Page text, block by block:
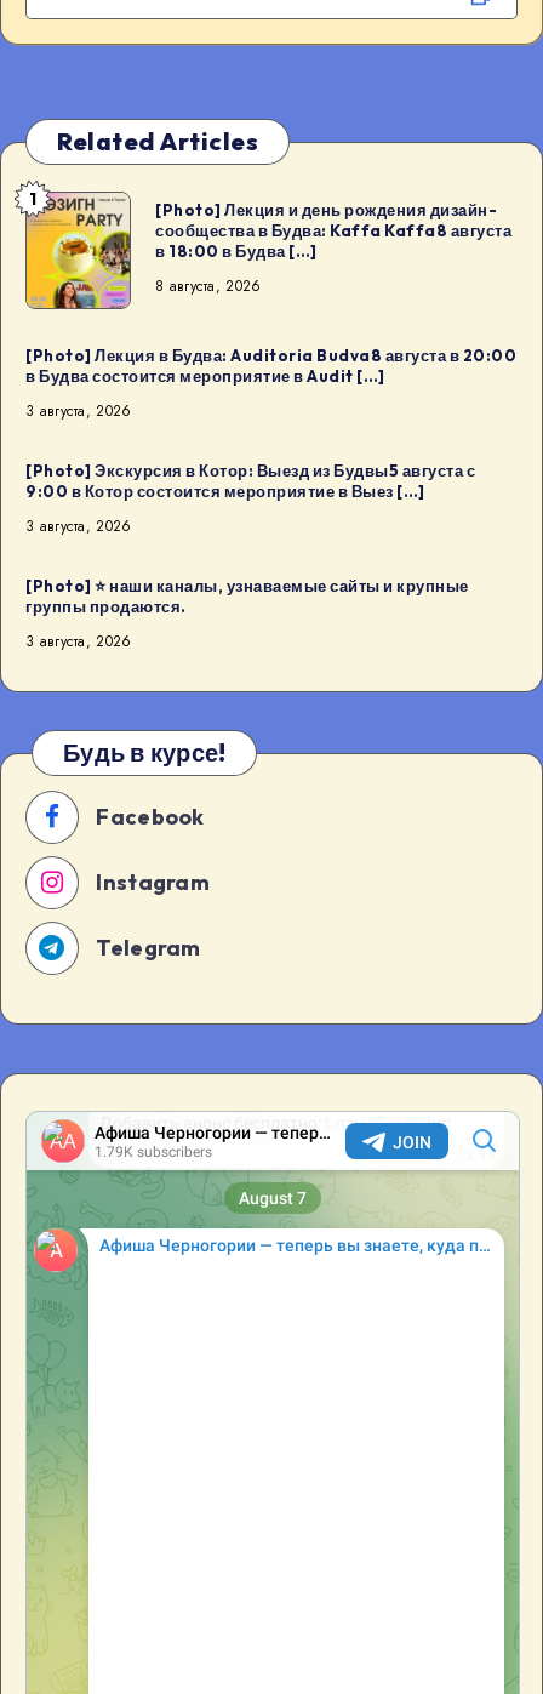
Related Articles
[Photo]
Лекция
день
дизайн-
сообщества
в
Kaffa
августа
18:00
в
[…]
1
[Photo] Лекция и день рождения дизайн-
сообщества в Будва: Kaffa Kaffa8 августа
в 18:00 в Будва […]
8 августа, 2026
[Photo] Лекция в Будва: Auditoria Budva8 августа в 20:00
в Будва состоится мероприятие в Audit […]
3 августа, 2026
[Photo] Экскурсия в Котор: Выезд из Будвы5 августа с
9:00 в Котор состоится мероприятие в Выез […]
3 августа, 2026
[Photo] ⭐️ наши каналы, узнаваемые сайты и крупные
группы продаются.
3 августа, 2026
Будь в курсе!
Facebook
Instagram
Telegram